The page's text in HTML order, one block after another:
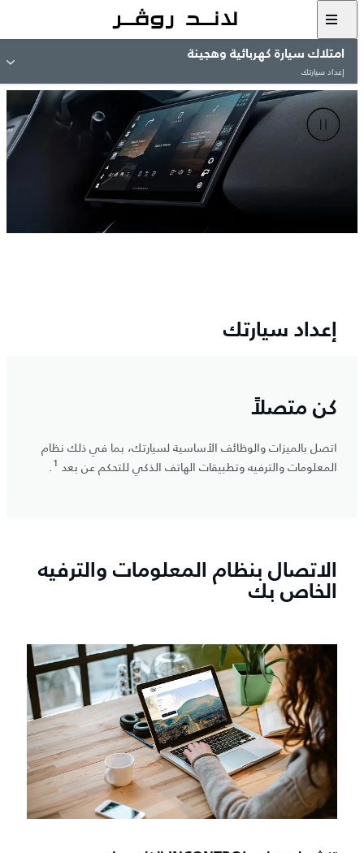
امتلاك سيارة كهربائية وهجينة
إعداد سيارتك
إعداد سيارتك
كن متصلاً
اتصل بالميزات والوظائف الأساسية لسيارتك، بما في ذلك نظام
المعلومات والترفيه وتطبيقات الهاتف الذكي للتحكم عن بعد 1
.
الاتصال بنظام المعلومات والترفيه
الخاص بك